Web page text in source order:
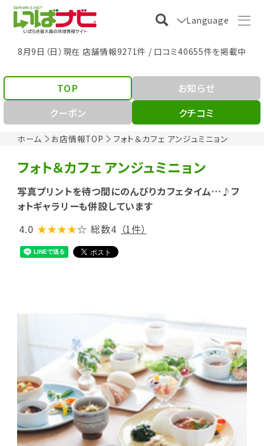
Language
8月9日（日）現在 店舗情報9271件 / 口コミ40655件を掲載中
ホーム お店情報TOP フォト＆カフェ アンジュミニョン
TOP
お知らせ
クーポン
クチコミ
フォト＆カフェ アンジュミニョン
写真プリントを待つ間にのんびりカフェタイム…♪フ
ォトギャラリーも併設しています
4.0 ★★★★☆ 総数4 （1件）